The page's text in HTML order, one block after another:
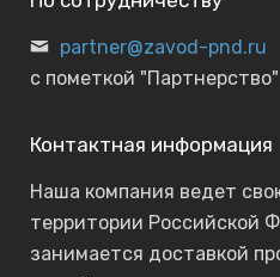
partner@zavod-pnd.ru
с пометкой "Партнерство"
Контактная информация
Наша компания ведет
территории Российской
занимается доставкой